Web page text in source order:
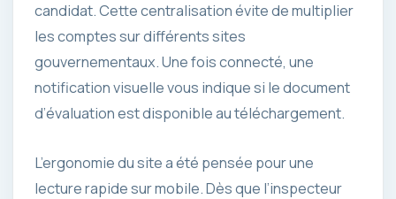
candidat. Cette centralisation évite de multiplier
les comptes sur différents sites
gouvernementaux. Une fois connecté, une
notification visuelle vous indique si le document
d’évaluation est disponible au téléchargement.
L’ergonomie du site a été pensée pour une
lecture rapide sur mobile. Dès que l’inspecteur